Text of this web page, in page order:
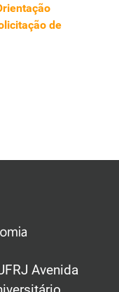
de
Avenida